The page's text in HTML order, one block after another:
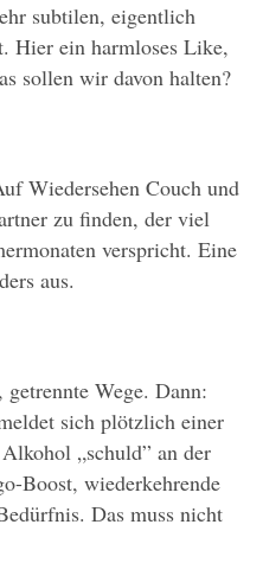
subtilen, eigentlich
Hier ein harmloses Like,
sollen wir davon halten?
Wiedersehen Couch und
zu finden, der viel
verspricht. Eine
aus.
Wege. Dann:
sich plötzlich einer
„schuld” an der
Boost, wiederkehrende
Das muss nicht